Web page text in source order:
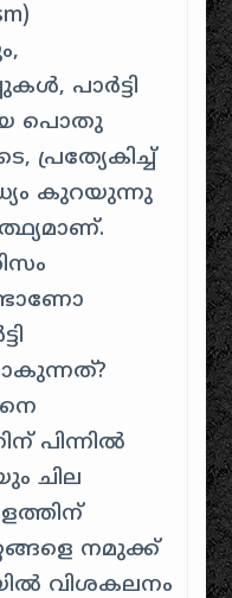
പാർട്ടി
പൊതു
കുറയുന്നു
പിന്നിൽ
ചില
നമുക്ക്
വിശകലനം